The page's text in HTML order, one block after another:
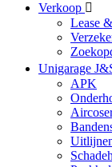
Verkoop
Lease
Unigarage
APK